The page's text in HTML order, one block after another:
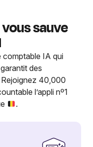
sauve
comptable IA qui
des
40,000
l’appli nº1
.